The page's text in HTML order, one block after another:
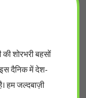
शोरभरी बहसों
दैनिक में देश-
हम जल्दबाज़ी